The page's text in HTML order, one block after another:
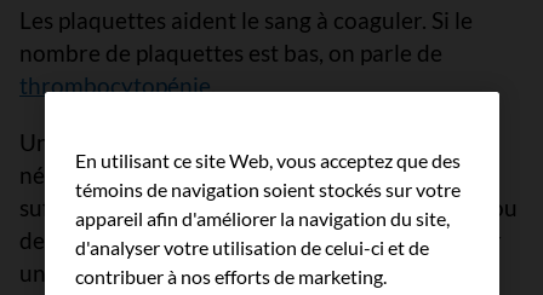
Les plaquettes aident le sang à coaguler. Si le
nombre de plaquettes est bas, on parle de
thrombocytopénie.
Une transfusion de plaquettes peut être
nécessaire si la moelle osseuse ne fabrique pas
suffisamment de plaquettes à cause du cancer ou
de son traitement. On y a recours pour corriger
un taux trop bas de plaquettes ou s’il y a un
En utilisant ce site Web, vous acceptez que des
témoins de navigation soient stockés sur votre
appareil afin d'améliorer la navigation du site,
d'analyser votre utilisation de celui-ci et de
contribuer à nos efforts de marketing.